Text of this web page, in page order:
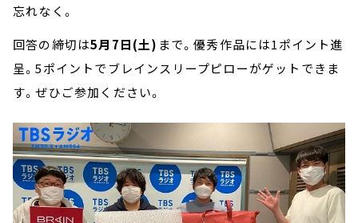
忘れなく。
回答の締切は5月7日(土) まで。優秀作品には1ポイント進
呈。5ポイントでブレインスリープピローがゲットできま
す。ぜひご参加ください。